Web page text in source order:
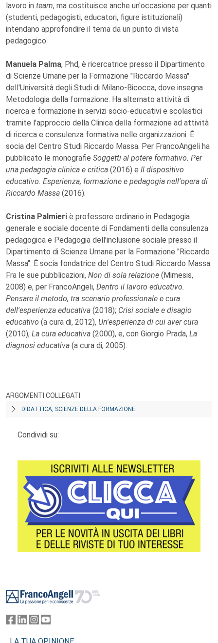
lavoro in team, ma costituisce anche un'occasione per quanti
(studenti, pedagogisti, educatori, figure istituzionali)
intendano approfondire il tema da un punto di vista
pedagogico.
Manuela Palma, Phd, è ricercatrice presso il Dipartimento
di Scienze Umane per la Formazione "Riccardo Massa"
dell'Università degli Studi di Milano-Bicocca, dove insegna
Metodologia della formazione. Ha alternato attività di
ricerca e formazione in servizi socio-educativi e scolastici
tramite l'approccio della Clinica della formazione ad attività
di ricerca e consulenza formativa nelle organizzazioni. È
socia del Centro Studi Riccardo Massa. Per FrancoAngeli ha
pubblicato le monografie Soggetti al potere formativo. Per
una pedagogia clinica e critica (2016) e Il dispositivo
educativo. Esperienza, formazione e pedagogia nell'opera di
Riccardo Massa (2016).
Cristina Palmieri è professore ordinario in Pedagogia
generale e sociale docente di Fondamenti della consulenza
pedagogica e Pedagogia dell'inclusione sociale presso il
Dipartimento di Scienze Umane per la Formazione "Riccardo
Massa". È socia fondatrice del Centro Studi Riccardo Massa.
Fra le sue pubblicazioni, Non di sola relazione (Mimesis,
2008) e, per FrancoAngeli, Dentro il lavoro educativo.
Pensare il metodo, tra scenario professionale e cura
dell'esperienza educativa (2018); Crisi sociale e disagio
educativo (a cura di, 2012), Un'esperienza di cui aver cura
(2010), La cura educativa (2000), e, con Giorgio Prada, La
diagnosi educativa (a cura di, 2005).
ARGOMENTI COLLEGATI
DIDATTICA, SCIENZE DELLA FORMAZIONE
Condividi su: